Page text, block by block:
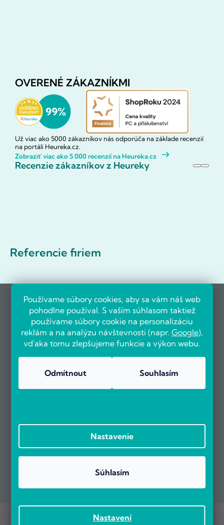
Používame súbory cookies, aby sa vám náš web
pohodlne používal. S vaším súhlasom taktiež
používame súbory cookie na personalizáciu
reklám a na analýzu návštevnosti (napr. Google),
vďaka tomu zlepšujeme funkcie a výkon webu.
Nastavení
Odmítnout Souhlasím
Nastavenie
Súhlasím
Prebieha Masaker cien! Navyše objednávky nad 100 EUR sú s
OVERENÉ ZÁKAZNÍKMI
Už viac ako 5000 zákazníkov nás odporúča na základe recenzií
na portáli Heureka.cz.
Zobraziť viac ako 5 000 recenzií na Heureka.cz
Recenzie zákazníkov z Heureky
Referencie firiem
POČÍTÁRNA.SK. Všetky práva vyhradené.